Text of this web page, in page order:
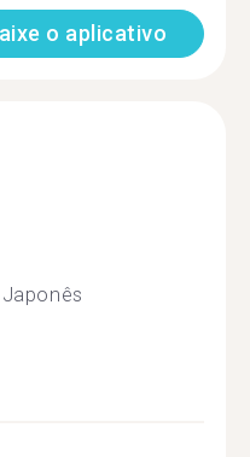
o aplicativo
Japonês